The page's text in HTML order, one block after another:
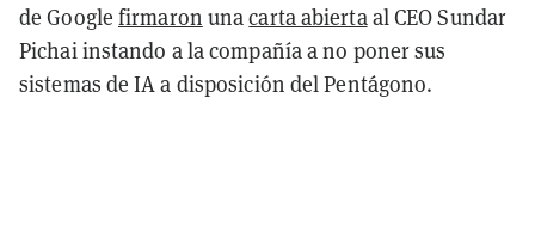
de Google firmaron unacarta abiertaal CEO Sundar
Pichai instando a la compañía a no poner sus
sistemas de IA a disposición del Pentágono.